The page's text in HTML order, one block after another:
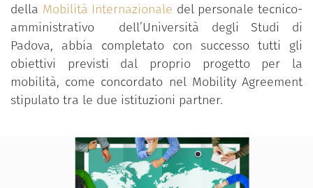
della Mobilità Internazionale del personale tecnico-
amministrativo dell’Università degli Studi di
Padova, abbia completato con successo tutti gli
obiettivi previsti dal proprio progetto per la
mobilità, come concordato nel Mobility Agreement
stipulato tra le due istituzioni partner.